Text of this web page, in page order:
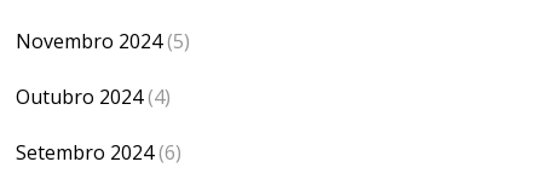
Novembro 2024(5)
Outubro 2024(4)
Setembro 2024(6)